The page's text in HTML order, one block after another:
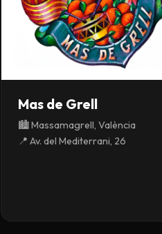
Mas de Grell
🏙️ Massamagrell, València
📍 Av. del Mediterrani, 26